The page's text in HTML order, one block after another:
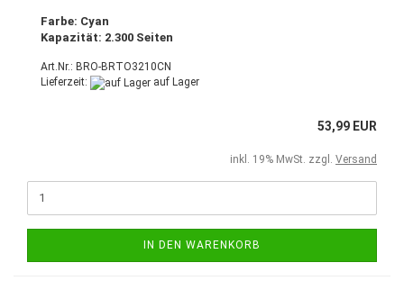
Farbe: Cyan
Kapazität: 2.300 Seiten
Art.Nr.: BRO-BRTO3210CN
Lieferzeit:
auf Lager
53,99 EUR
inkl. 19% MwSt. zzgl. Versand
IN DEN WARENKORB